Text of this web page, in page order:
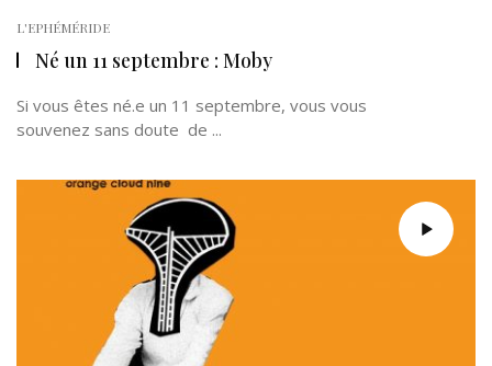
L'EPHÉMÉRIDE
Né un 11 septembre : Moby
Si vous êtes né.e un 11 septembre, vous vous
souvenez sans doute de ...